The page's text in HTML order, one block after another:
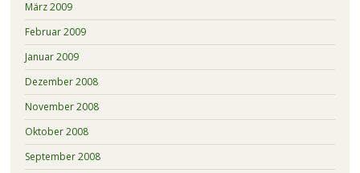
März 2009
Februar 2009
Januar 2009
Dezember 2008
November 2008
Oktober 2008
September 2008